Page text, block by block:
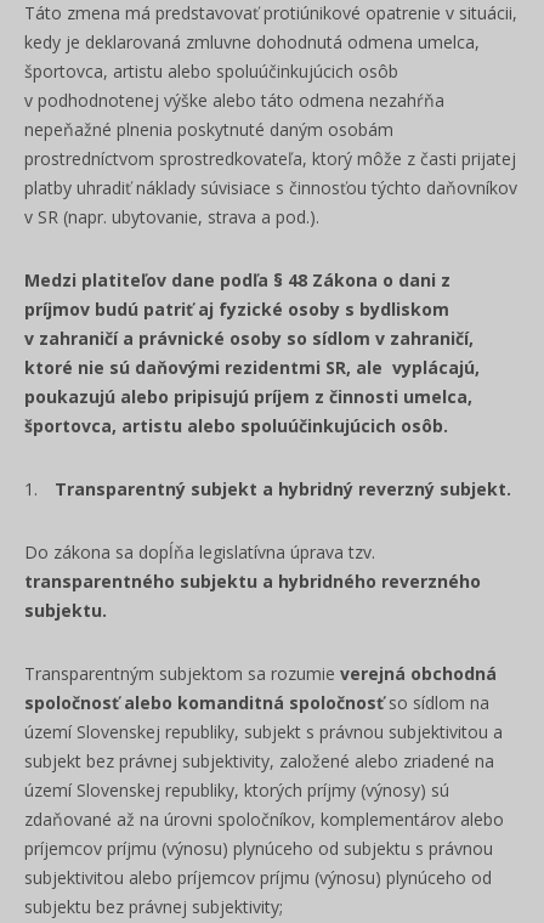
Táto zmena má predstavovať protiúnikové opatrenie v situácii,
kedy je deklarovaná zmluvne dohodnutá odmena umelca,
športovca, artistu alebo spoluúčinkujúcich osôb
v podhodnotenej výške alebo táto odmena nezahŕňa
nepeňažné plnenia poskytnuté daným osobám
prostredníctvom sprostredkovateľa, ktorý môže z časti prijatej
platby uhradiť náklady súvisiace s činnosťou týchto daňovníkov
v SR (napr. ubytovanie, strava a pod.).
Medzi platiteľov dane podľa § 48 Zákona o dani z
príjmov budú patriť aj fyzické osoby s bydliskom
v zahraničí a právnické osoby so sídlom v zahraničí,
ktoré nie sú daňovými rezidentmi SR, ale vyplácajú,
poukazujú alebo pripisujú príjem z činnosti umelca,
športovca, artistu alebo spoluúčinkujúcich osôb.
Transparentný subjekt a hybridný reverzný subjekt.
Do zákona sa dopĺňa legislatívna úprava tzv.
transparentného subjektu a hybridného reverzného
subjektu.
Transparentným subjektom sa rozumie verejná obchodná
spoločnosť alebo komanditná spoločnosťso sídlom na
území Slovenskej republiky, subjekt s právnou subjektivitou a
subjekt bez právnej subjektivity, založené alebo zriadené na
území Slovenskej republiky, ktorých príjmy (výnosy) sú
zdaňované až na úrovni spoločníkov, komplementárov alebo
príjemcov príjmu (výnosu) plynúceho od subjektu s právnou
subjektivitou alebo príjemcov príjmu (výnosu) plynúceho od
subjektu bez právnej subjektivity;